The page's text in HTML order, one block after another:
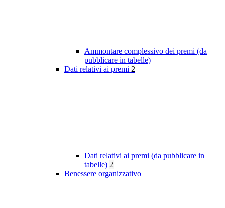
Ammontare complessivo dei premi (da
pubblicare in tabelle)
Dati relativi ai premi 2
Dati relativi ai premi (da pubblicare in
tabelle) 2
Benessere organizzativo